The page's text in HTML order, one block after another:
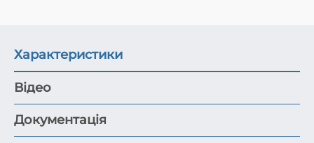
Характеристики
Відео
Документація